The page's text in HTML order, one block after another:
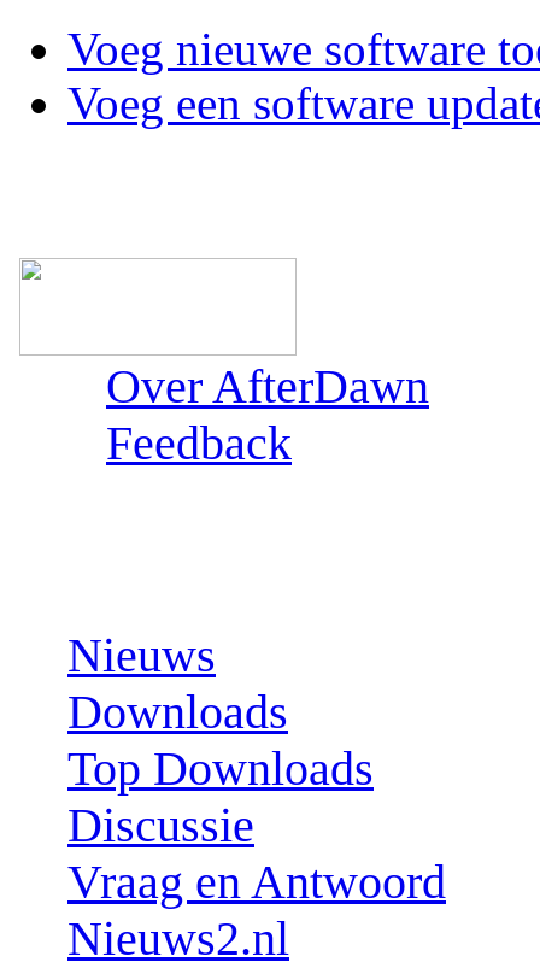
Voeg nieuwe software
Voeg een software
Over AfterDawn
Feedback
Nieuws
Downloads
Top Downloads
Discussie
Vraag en Antwoord
Nieuws2.nl